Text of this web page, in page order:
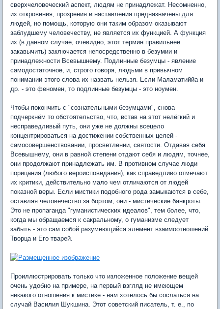
сверхчеловеческий аспект, людям не принадлежат. Несомненно,
их откровения, прозрения и наставления предназначены для
людей, но помощь, которую они таким образом оказывают
заблудшему человечеству, не является их функцией. А функция
их (в данном случае, очевидно, этот термин правильнее
закавычить) заключается непосредственно в безумии и
принадлежности Всевышнему. Подлинные безумцы - явление
самодостаточное, и, строго говоря, людьми в привычном
понимании этого слова их назвать нельзя. Если Маламатиййа и
др. - это феномен, то подлинные безумцы - это ноумен.
Чтобы покончить с "сознательными безумцами", снова
подчеркнём то обстоятельство, что, встав на этот нелёгкий и
несправедливый путь, они уже не должны всецело
концентрироваться на достижении собственных целей -
самосовершенствовании, просветлении, святости. Отдавая себя
Всевышнему, они в равной степени отдают себя и людям, точнее,
они продолжают принадлежать им. В противном случае люди
порицания (любого вероисповедания), как справедливо отмечают
их критики, действительно мало чем отличаются от людей
показной веры. Если мистики подобного рода замыкаются в себе,
оставляя человечество за бортом, они - мистические банкроты.
Это не пропаганда "гуманистических идеалов", тем более, что,
когда мы обращаемся к сакральному, о гуманизме следует
забыть - это сам собой разумеющийся элемент взаимоотношений
Творца и Его тварей.
Проиллюстрировать только что изложенное положение вещей
очень удобно на примере, на первый взгляд не имеющем
никакого отношения к мистике - нам хотелось бы сослаться на
случай Василия Шукшина. Этот советский писатель, т. е., по